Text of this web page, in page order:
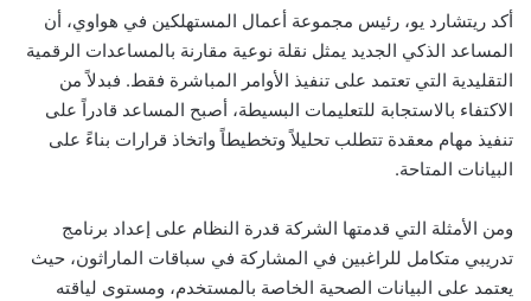
أكد ريتشارد يو، رئيس مجموعة أعمال المستهلكين في هواوي، أن
المساعد الذكي الجديد يمثل نقلة نوعية مقارنة بالمساعدات الرقمية
التقليدية التي تعتمد على تنفيذ الأوامر المباشرة فقط. فبدلاً من
الاكتفاء بالاستجابة للتعليمات البسيطة، أصبح المساعد قادراً على
تنفيذ مهام معقدة تتطلب تحليلاً وتخطيطاً واتخاذ قرارات بناءً على
البيانات المتاحة.
ومن الأمثلة التي قدمتها الشركة قدرة النظام على إعداد برنامج
تدريبي متكامل للراغبين في المشاركة في سباقات الماراثون، حيث
يعتمد على البيانات الصحية الخاصة بالمستخدم، ومستوى لياقته